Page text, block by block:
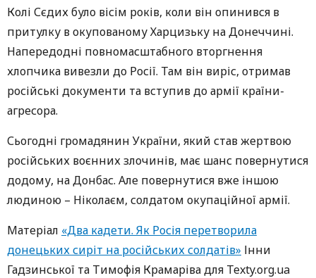
Колі Сєдих було вісім років, коли він опинився в
притулку в окупованому Харцизьку на Донеччині.
Напередодні повномасштабного вторгнення
хлопчика вивезли до Росії. Там він виріс, отримав
російські документи та вступив до армії країни-
агресора.
Сьогодні громадянин України, який став жертвою
російських воєнних злочинів, має шанс повернутися
додому, на Донбас. Але повернутися вже іншою
людиною – Ніколаєм, солдатом окупаційної армії.
Матеріал «Два кадети. Як Росія перетворила
донецьких сиріт на російських солдатів» Інни
Гадзинської та Тимофія Крамаріва для Texty.org.ua